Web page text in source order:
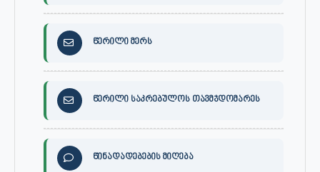
წერილი მერს
წერილი საკრებულოს თავმჯდომარეს
წინადადებების მიღება